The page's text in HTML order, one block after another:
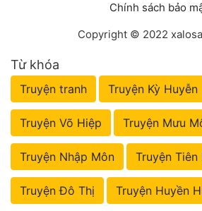
Chính sách bảo
Copyright © 2022
Từ khóa
Truyện tranh Truyện Kỳ Huyễn
Truyện Võ Hiệp Truyện Mưu
Truyện Nhập Môn Truyện Tiên
Truyện Đô Thị Truyện Huyền